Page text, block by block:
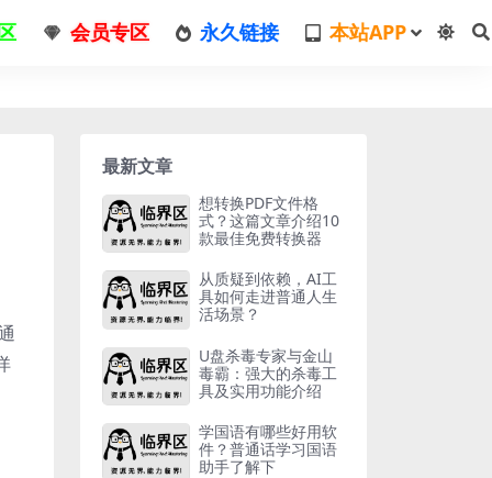
会员专区 永久链接 本站APP
最新文章
想转换PDF文件格
式？这篇文章介绍10
款最佳免费转换器
从质疑到依赖，AI工
具如何走进普通人生
活场景？
U盘杀毒专家与金山
毒霸：强大的杀毒工
具及实用功能介绍
学国语有哪些好用软
件？普通话学习国语
助手了解下